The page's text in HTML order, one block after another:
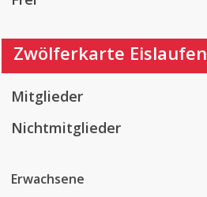
Zwölferkarte Eislaufen
Mitglieder
Nichtmitglieder
Erwachsene